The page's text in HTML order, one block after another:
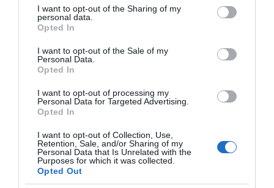
not limited to your visit or usage behaviour. You may click to
grant or deny consent to Google and its third-party tags to
use your data for below specified purposes in below Google
consent section.
I want to opt-out of the Sharing of my
personal data.
Opted In
I want to opt-out of the Sale of my
Personal Data.
Opted In
I want to opt-out of processing my
Personal Data for Targeted Advertising.
Opted In
I want to opt-out of Collection, Use,
Retention, Sale, and/or Sharing of my
Personal Data that Is Unrelated with the
Purposes for which it was collected.
Opted Out
της Ζωής μας
Οι άνθρωποι, οι αυθεντικές ιστορίες,
πολιτισμός που μας ενώνει κάθε μέρα.
ΌΣΑ ΧΡΕΙΆΖΕΣΑΙ
ΓΙΑ ΤΟ ΚΑΛΟΚΑΊΡΙ ΣΟΥ →